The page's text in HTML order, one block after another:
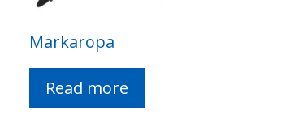
Markaropa
Read more